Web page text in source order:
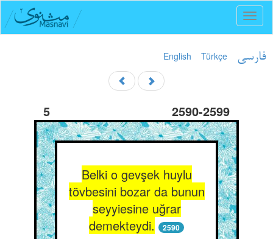
English Türkçe فارسی
5 2590-2599
Belki o gevşek huylu
tövbesini bozar da bunun
seyyiesine uğrar
demekteydi.
2590